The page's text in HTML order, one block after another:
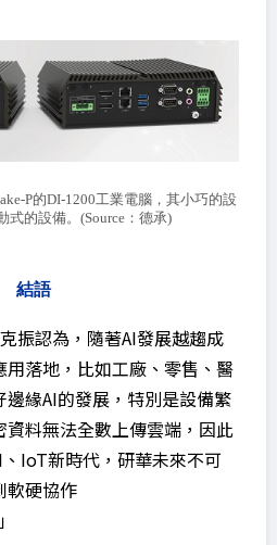
P的DI-1200工業電腦，其小巧的設
式的設備。(Source：德承)
結語
振認為，隨著AI發展越趨成
落地，比如工廠、零售、醫
緣AI的發展，特別是設備繁
料無法全數上傳雲端，因此
IoT新時代，研華未來不可
軟硬協作